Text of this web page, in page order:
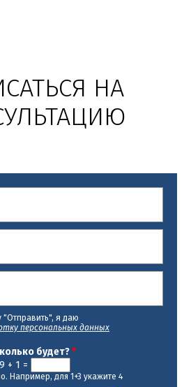
НА
я даю
персональных данных
будет?*
9 + 1 =
Например, для 1+3 укажите 4